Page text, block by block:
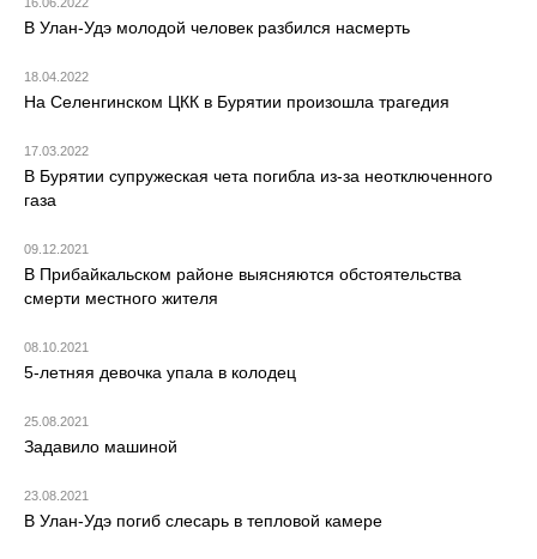
В Улан-Удэ молодой человек разбился насмерть
18.04.2022
На Селенгинском ЦКК в Бурятии произошла трагедия
17.03.2022
В Бурятии супружеская чета погибла из-за неотключенного
газа
09.12.2021
В Прибайкальском районе выясняются обстоятельства
смерти местного жителя
08.10.2021
5-летняя девочка упала в колодец
25.08.2021
Задавило машиной
23.08.2021
В Улан-Удэ погиб слесарь в тепловой камере